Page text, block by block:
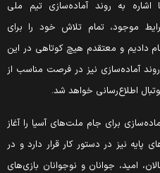
به روند آماده‌سازی تیم ملی
موجود، تمام تلاش خود را برای
و معتقدم هیچ کوتاهی در این
آماده‌سازی نیز در فرصت مناسب از
اطلاع‌رسانی خواهد شد.
برای جام ملت‌های آسیا را آغاز
نیز در دستور کار قرار دارد و در
امید، جوانان و نوجوانان بازی‌های